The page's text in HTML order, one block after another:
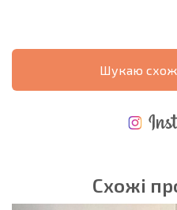
Шукаю
Схожі